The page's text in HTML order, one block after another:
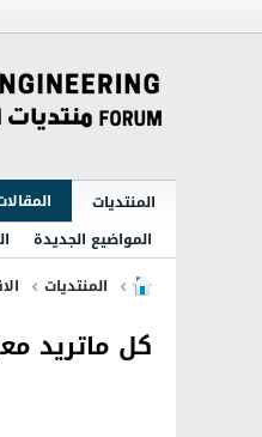
المنتديات
المواضيع الجديدة
المنتديات
كل ماتريد